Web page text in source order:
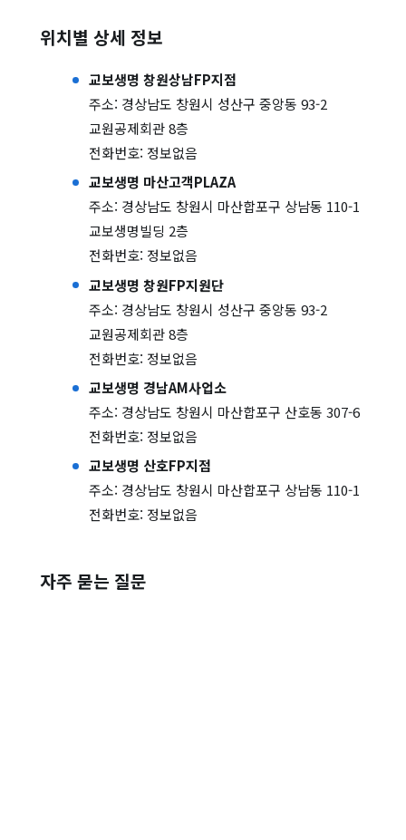
위치별 상세 정보
교보생명 창원상남FP지점
주소: 경상남도 창원시 성산구 중앙동 93-2
교원공제회관 8층
전화번호: 정보없음
교보생명 마산고객PLAZA
주소: 경상남도 창원시 마산합포구 상남동 110-1
교보생명빌딩 2층
전화번호: 정보없음
교보생명 창원FP지원단
주소: 경상남도 창원시 성산구 중앙동 93-2
교원공제회관 8층
전화번호: 정보없음
교보생명 경남AM사업소
주소: 경상남도 창원시 마산합포구 산호동 307-6
전화번호: 정보없음
교보생명 산호FP지점
주소: 경상남도 창원시 마산합포구 상남동 110-1
전화번호: 정보없음
자주 묻는 질문